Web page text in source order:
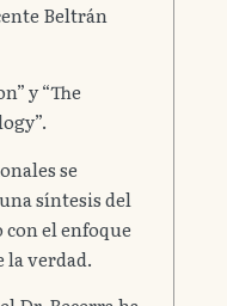
Beltrán
y “The
se
síntesis del
el enfoque
la verdad.